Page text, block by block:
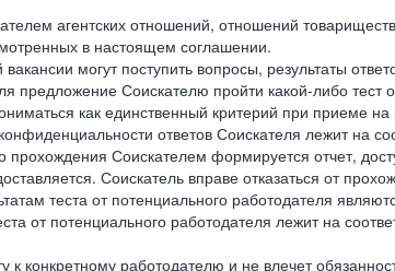
агентских отношений, отношений
в настоящем соглашении.
могут поступить вопросы, результаты
Соискателю пройти какой-либо тест
как единственный критерий при приеме
ответов Соискателя лежит на
прохождения Соискателем формируется отчет,
Соискатель вправе отказаться от
теста от потенциального работодателя
от потенциального работодателя лежит на
работодателю и не влечет